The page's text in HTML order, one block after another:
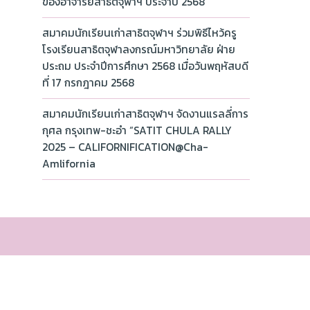
สมาคมนักเรียนเก่าสาธิตจุฬาฯ ร่วมพิธีไหว้ครู
โรงเรียนสาธิตจุฬาลงกรณ์มหาวิทยาลัย ฝ่าย
ประถม ประจำปีการศึกษา 2568 เมื่อวันพฤหัสบดี
ที่ 17 กรกฎาคม 2568
สมาคมนักเรียนเก่าสาธิตจุฬาฯ จัดงานแรลลี่การ
กุศล กรุงเทพ-ชะอำ “SATIT CHULA RALLY
2025 – CALIFORNIFICATION@Cha-
Amlifornia